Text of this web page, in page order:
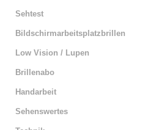
Sehtest
Bildschirmarbeitsplatzbrillen
Low Vision / Lupen
Brillenabo
Handarbeit
Sehenswertes